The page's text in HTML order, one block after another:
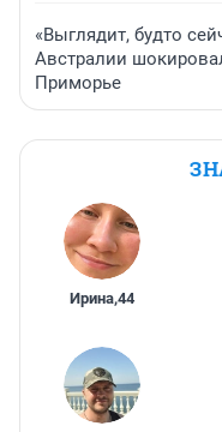
«Выглядит, будто
Австралии
Приморье
Ирина,44